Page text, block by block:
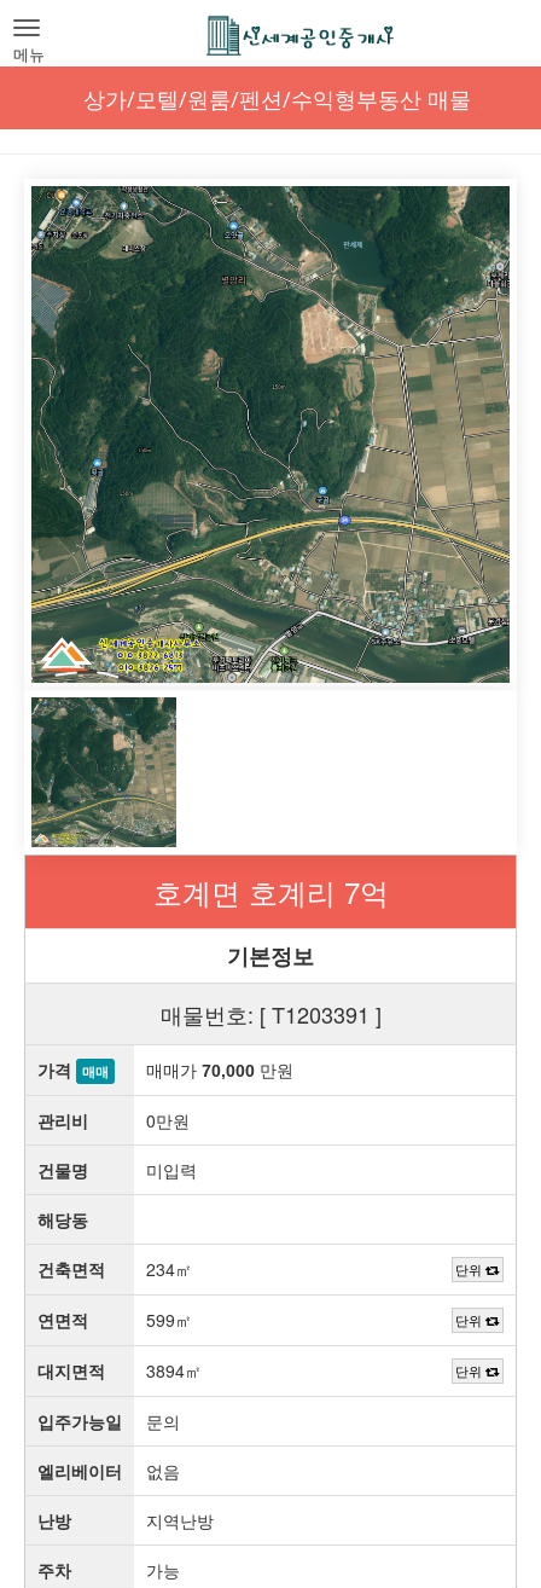
Toggle
navigation
메뉴
상가/모텔/원룸/펜션/수익형부동산 매물
호계면 호계리 7억
기본정보
매물번호: [ T1203391 ]
가격 매매 매매가 70,000 만원
관리비 0만원
건물명 미입력
해당동
건축면적 234㎡ 단위
연면적 599㎡ 단위
대지면적 3894㎡ 단위
입주가능일 문의
엘리베이터 없음
난방 지역난방
주차 가능